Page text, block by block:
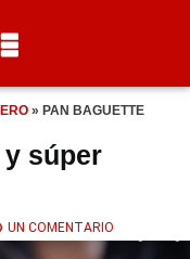
» PAN BAGUETTE
y súper
UN COMENTARIO